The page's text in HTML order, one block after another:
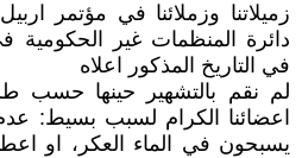
زميلاتنا وزملائنا في مؤتمر
دائرة المنظمات غير
في التاريخ المذكور اعلاه
لم نقم بالتشهير حينها حسب
اعضائنا الكرام لسبب بسيط:
يسبحون في الماء العكر، او